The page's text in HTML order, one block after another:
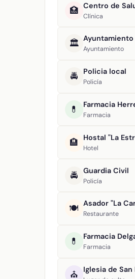
🏥 Centro de
Clínica
🏛️ Ayuntamiento
Ayuntamiento
🚔 Policia local
Policía
💊 Farmacia
Farmacia
🏨 Hostal "La
Hotel
🚔 Guardia Civil
Policía
🍽️ Asador "La
Restaurante
💊 Farmacia
Farmacia
⛪ Iglesia de